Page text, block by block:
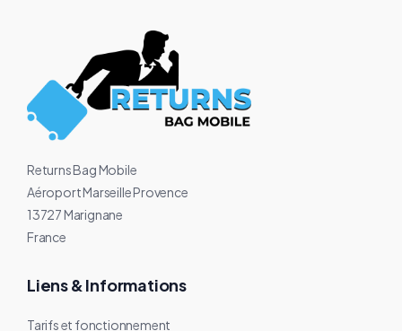
Returns Bag Mobile
Aéroport Marseille Provence
13727 Marignane
France
Liens & Informations
Tarifs et fonctionnement